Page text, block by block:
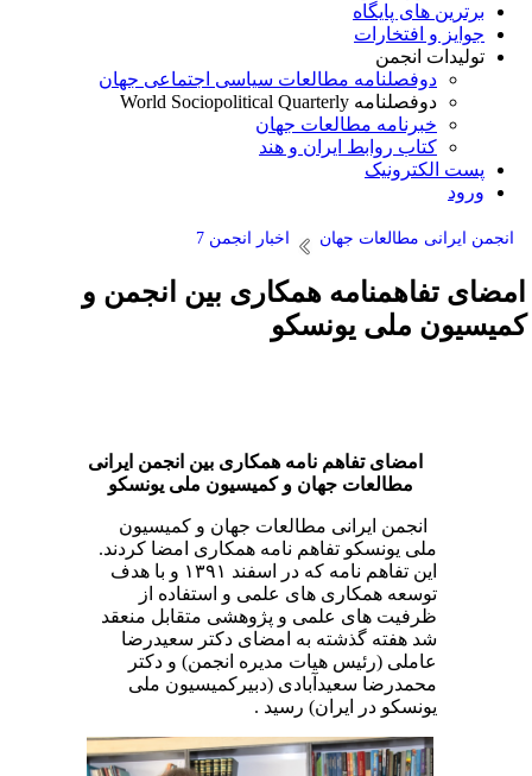
برترین های پایگاه
جوایز و افتخارات
تولیدات انجمن
دوفصلنامه مطالعات سیاسی اجتماعی جهان
دوفصلنامه World Sociopolitical Quarterly
خبرنامه مطالعات جهان
کتاب روابط ایران و هند
پست الکترونیک
ورود
انجمن ایرانی مطالعات جهان اخبار انجمن 7
تفاهمنامه همکاری بین انجمن و
ملی یونسکو
امضای تفاهم نامه همکاری بین انجمن ایرانی
مطالعات جهان و کمیسیون ملی یونسکو
انجمن ایرانی مطالعات جهان و کمیسیون
ملی یونسکو تفاهم نامه همکاری امضا کردند.
این تفاهم نامه که در اسفند ۱۳۹۱ و با هدف
توسعه همکاری های علمی و استفاده از
ظرفیت های علمی و پژوهشی متقابل منعقد
شد هفته گذشته به امضای دکتر سعیدرضا
عاملی (رئیس هیات مدیره انجمن) و دکتر
محمدرضا سعیدآبادی (دبیرکمیسیون ملی
یونسکو در ایران) رسید .